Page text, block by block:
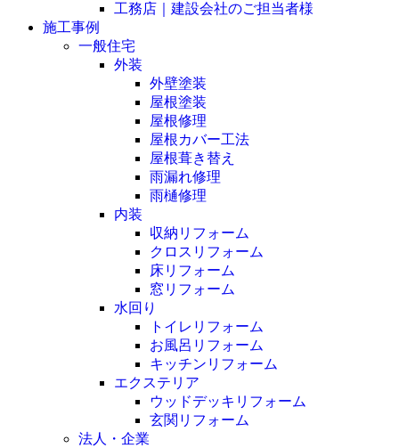
工務店｜建設会社のご担当者様
施工事例
一般住宅
外装
外壁塗装
屋根塗装
屋根修理
屋根カバー工法
屋根葺き替え
雨漏れ修理
雨樋修理
内装
収納リフォーム
クロスリフォーム
床リフォーム
窓リフォーム
水回り
トイレリフォーム
お風呂リフォーム
キッチンリフォーム
エクステリア
ウッドデッキリフォーム
玄関リフォーム
法人・企業